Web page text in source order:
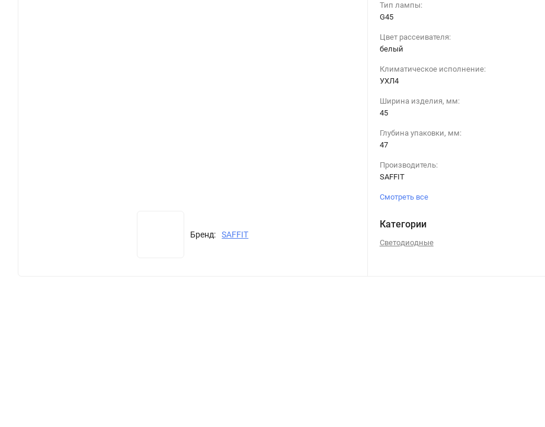
Бренд: SAFFIT
Тип лампы:
G45
Цвет рассеивателя:
белый
Климатическое исполнение:
УХЛ4
Ширина изделия, мм:
45
Глубина упаковки, мм:
47
Производитель:
SAFFIT
Смотреть все
Категории
Светодиодные